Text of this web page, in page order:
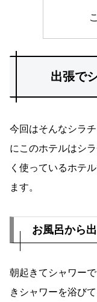
出張で
今回はそんなシラ
にこのホテルはシ
く使っているホテ
ます。
お風呂から
朝起きてシャワー
きシャワーを浴び